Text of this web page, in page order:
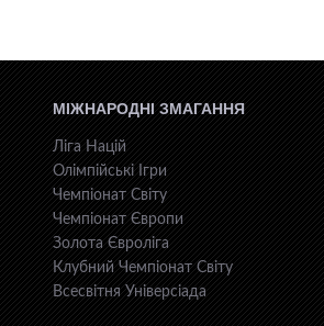
МІЖНАРОДНІ ЗМАГАННЯ
Ліга Націй
Олімпійські Ігри
Чемпіонат Світу
Чемпіонат Європи
Золота Євроліга
Клубний Чемпіонат Світу
Всесвiтня Унiверсiaда